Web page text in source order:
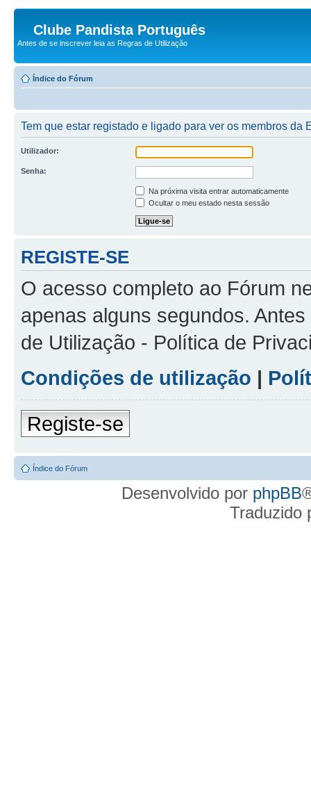
Clube Pandista Português
Antes de se inscrever leia as Regras de Utilização
Índice do Fórum
Tem que estar registado e ligado para ver os membros da
Utilizador:
Senha:
Na próxima visita entrar automaticamente
Ocultar o meu estado nesta sessão
REGISTE-SE
O acesso completo ao Fórum
apenas alguns segundos.
de Utilização - Política de
Condições de utilização |
Registe-se
Índice do Fórum
Desenvolvido por phpBB
Traduzido